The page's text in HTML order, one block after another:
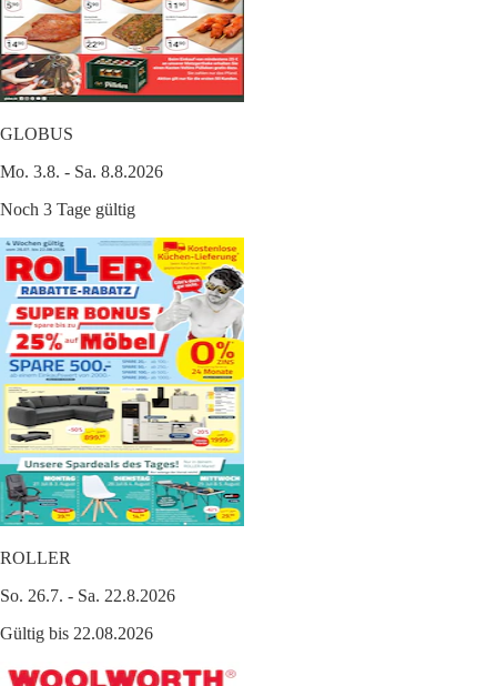
GLOBUS
Mo. 3.8. - Sa. 8.8.2026
Noch 3 Tage gültig
ROLLER
So. 26.7. - Sa. 22.8.2026
Gültig bis 22.08.2026